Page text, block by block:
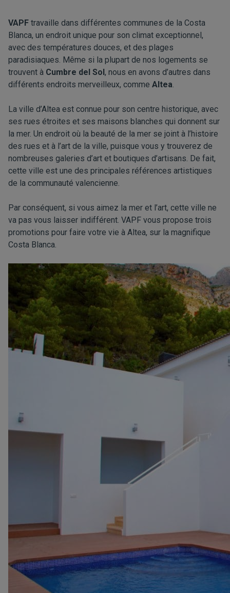
VAPF travaille dans différentes communes de la Costa
Blanca, un endroit unique pour son climat exceptionnel,
avec des températures douces, et des plages
paradisiaques. Même si la plupart de nos logements se
trouvent à Cumbre del Sol, nous en avons d’autres dans
différents endroits merveilleux, comme Altea.
La ville d’Altea est connue pour son centre historique, avec
ses rues étroites et ses maisons blanches qui donnent sur
la mer. Un endroit où la beauté de la mer se joint à l’histoire
des rues et à l’art de la ville, puisque vous y trouverez de
nombreuses galeries d’art et boutiques d’artisans. De fait,
cette ville est une des principales références artistiques
de la communauté valencienne.
Par conséquent, si vous aimez la mer et l’art, cette ville ne
va pas vous laisser indifférent. VAPF vous propose trois
promotions pour faire votre vie à Altea, sur la magnifique
Costa Blanca.